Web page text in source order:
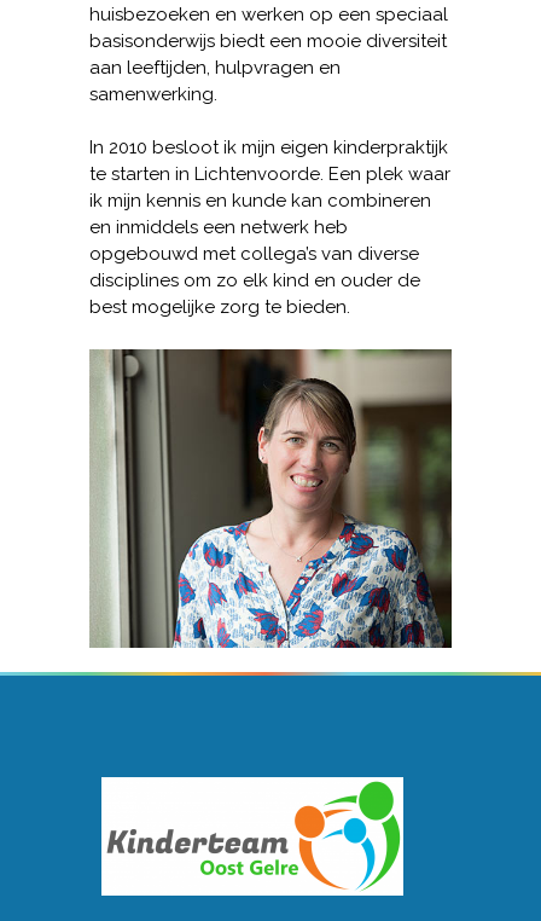
huisbezoeken en werken op een speciaal
basisonderwijs biedt een mooie diversiteit
aan leeftijden, hulpvragen en
samenwerking.
In 2010 besloot ik mijn eigen kinderpraktijk
te starten in Lichtenvoorde. Een plek waar
ik mijn kennis en kunde kan combineren
en inmiddels een netwerk heb
opgebouwd met collega’s van diverse
disciplines om zo elk kind en ouder de
best mogelijke zorg te bieden.